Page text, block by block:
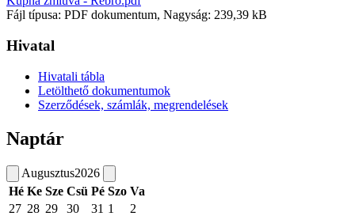
Fájl típusa: PDF dokumentum, Nagyság: 239,39 kB
Hivatal
Hivatali tábla
Letölthető dokumentumok
Szerződések, számlák, megrendelések
Naptár
Augusztus2026
Hé Ke Sze Csü Pé Szo Va
27 28 29 30 31 1
2